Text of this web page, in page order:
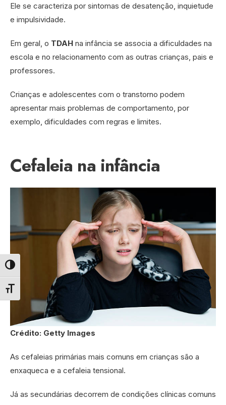
Alternar alto contraste
Alternar tamanho da fonte
Ele se caracteriza por sintomas de desatenção, inquietude
e impulsividade.
Em geral, o TDAH na infância se associa a dificuldades na
escola e no relacionamento com as outras crianças, pais e
professores.
Crianças e adolescentes com o transtorno podem
apresentar mais problemas de comportamento, por
exemplo, dificuldades com regras e limites.
Cefaleia na infância
Crédito: Getty Images
As cefaleias primárias mais comuns em crianças são a
enxaqueca e a cefaleia tensional.
Já as secundárias decorrem de condições clínicas comuns